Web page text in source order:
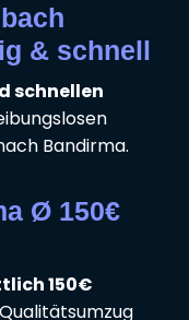
& schnell
schnellen
Bandirma.
Ø 150€
150€